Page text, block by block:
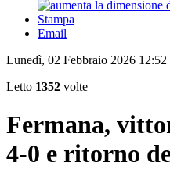
Stampa
Email
Lunedì, 02 Febbraio 2026 12:52
Letto 1352 volte
Fermana,
4-0 e ritorno